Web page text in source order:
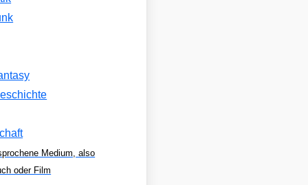
Medium, also
oder Film